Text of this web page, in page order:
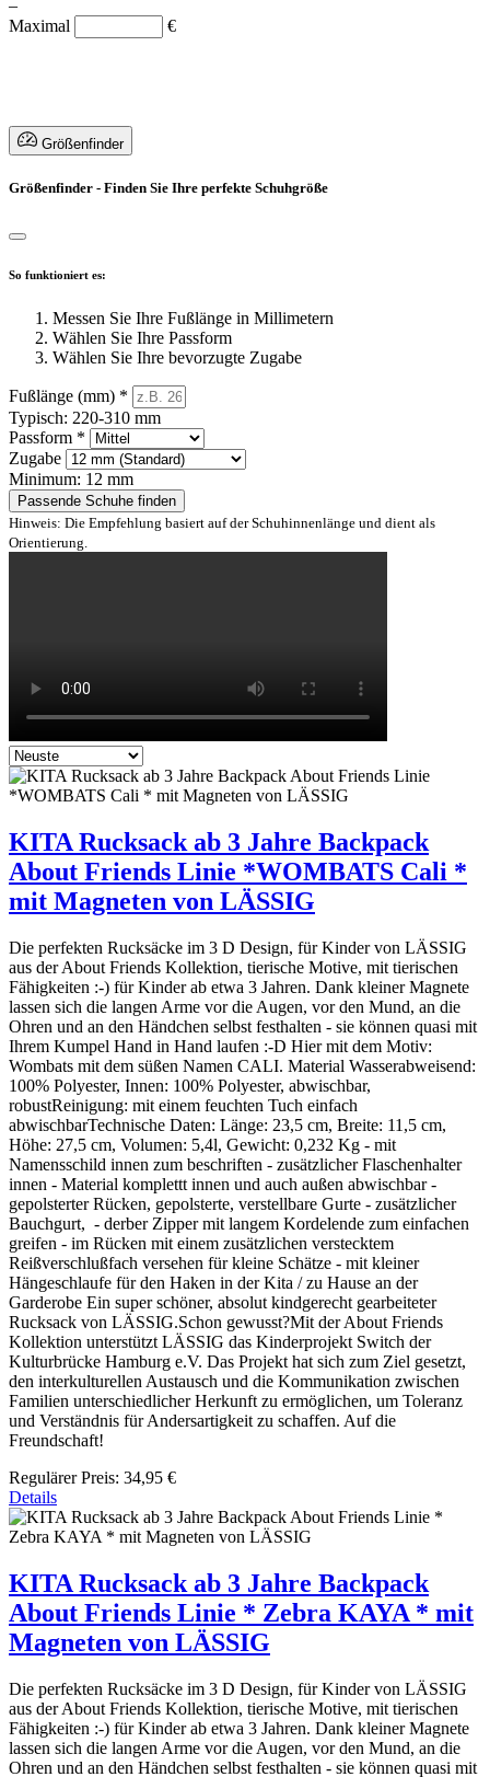
–
Maximal
€
Größenfinder
Größenfinder - Finden Sie Ihre perfekte Schuhgröße
So funktioniert es:
Messen Sie Ihre Fußlänge in Millimetern
Wählen Sie Ihre Passform
Wählen Sie Ihre bevorzugte Zugabe
Fußlänge (mm) *
Typisch: 220-310 mm
Passform *
Zugabe
Minimum: 12 mm
Passende Schuhe finden
Hinweis: Die Empfehlung basiert auf der Schuhinnenlänge und dient als
Orientierung.
KITA Rucksack ab 3 Jahre Backpack
About Friends Linie *WOMBATS Cali *
mit Magneten von LÄSSIG
Die perfekten Rucksäcke im 3 D Design, für Kinder von LÄSSIG
aus der About Friends Kollektion, tierische Motive, mit tierischen
Fähigkeiten :-) für Kinder ab etwa 3 Jahren. Dank kleiner Magnete
lassen sich die langen Arme vor die Augen, vor den Mund, an die
Ohren und an den Händchen selbst festhalten - sie können quasi mit
Ihrem Kumpel Hand in Hand laufen :-D Hier mit dem Motiv:
Wombats mit dem süßen Namen CALI. Material Wasserabweisend:
100% Polyester, Innen: 100% Polyester, abwischbar,
robustReinigung: mit einem feuchten Tuch einfach
abwischbarTechnische Daten: Länge: 23,5 cm, Breite: 11,5 cm,
Höhe: 27,5 cm, Volumen: 5,4l, Gewicht: 0,232 Kg - mit
Namensschild innen zum beschriften - zusätzlicher Flaschenhalter
innen - Material komplettt innen und auch außen abwischbar -
gepolsterter Rücken, gepolsterte, verstellbare Gurte - zusätzlicher
Bauchgurt, - derber Zipper mit langem Kordelende zum einfachen
greifen - im Rücken mit einem zusätzlichen verstecktem
Reißverschlußfach versehen für kleine Schätze - mit kleiner
Hängeschlaufe für den Haken in der Kita / zu Hause an der
Garderobe Ein super schöner, absolut kindgerecht gearbeiteter
Rucksack von LÄSSIG.Schon gewusst?Mit der About Friends
Kollektion unterstützt LÄSSIG das Kinderprojekt Switch der
Kulturbrücke Hamburg e.V. Das Projekt hat sich zum Ziel gesetzt,
den interkulturellen Austausch und die Kommunikation zwischen
Familien unterschiedlicher Herkunft zu ermöglichen, um Toleranz
und Verständnis für Andersartigkeit zu schaffen. Auf die
Freundschaft!
Regulärer Preis: 34,95 €
Details
KITA Rucksack ab 3 Jahre Backpack
About Friends Linie * Zebra KAYA * mit
Magneten von LÄSSIG
Die perfekten Rucksäcke im 3 D Design, für Kinder von LÄSSIG
aus der About Friends Kollektion, tierische Motive, mit tierischen
Fähigkeiten :-) für Kinder ab etwa 3 Jahren. Dank kleiner Magnete
lassen sich die langen Arme vor die Augen, vor den Mund, an die
Ohren und an den Händchen selbst festhalten - sie können quasi mit